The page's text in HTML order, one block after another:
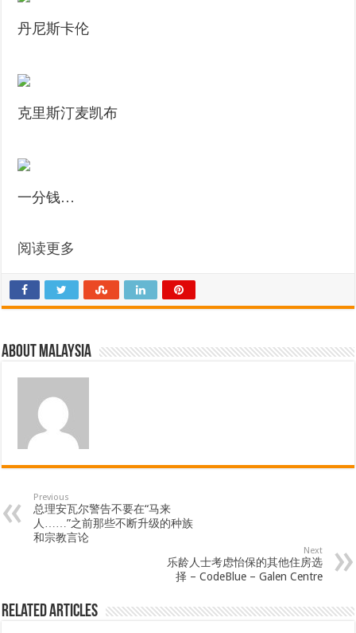
丹尼斯卡伦
克里斯汀麦凯布
一分钱…
阅读更多
About Malaysia
Previous
总理安瓦尔警告不要在“马来
人……”之前那些不断升级的种族
和宗教言论
Next
乐龄人士考虑怡保的其他住房选
择 – CodeBlue – Galen Centre
Related Articles